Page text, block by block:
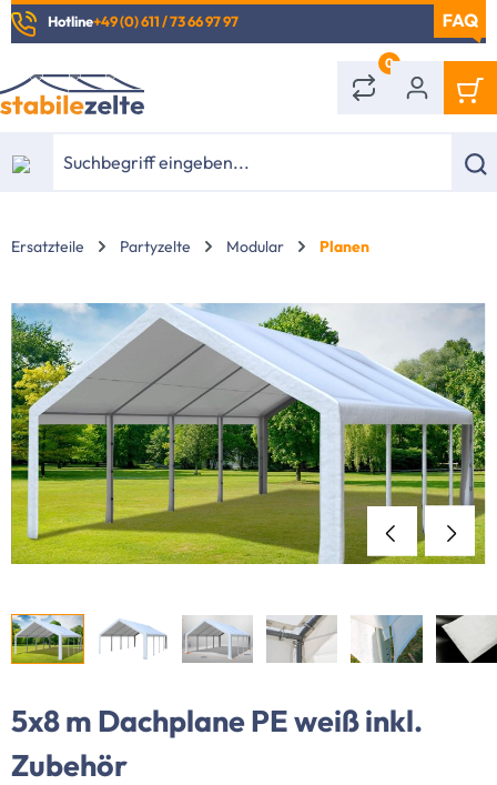
springen
Hotline+49 (0) 611 / 73 66 97 97
0
Ersatzteile Partyzelte Modular Planen
5x8 m Dachplane PE weiß inkl.
Zubehör